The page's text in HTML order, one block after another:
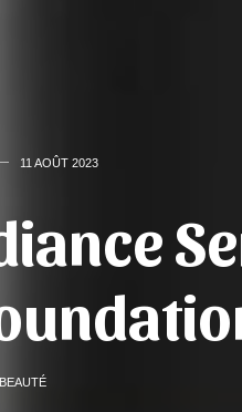
11 AOÛT 2023